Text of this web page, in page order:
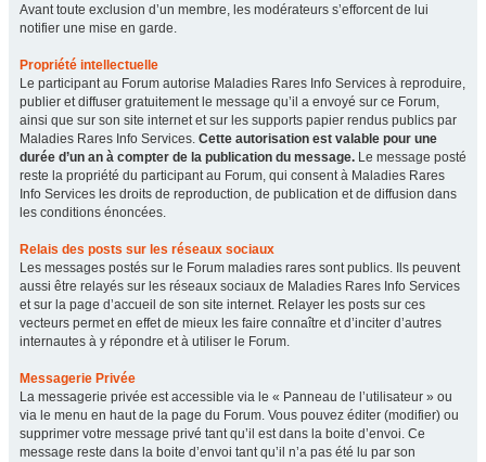
Avant toute exclusion d’un membre, les modérateurs s’efforcent de lui
notifier une mise en garde.
Propriété intellectuelle
Le participant au Forum autorise Maladies Rares Info Services à reproduire,
publier et diffuser gratuitement le message qu’il a envoyé sur ce Forum,
ainsi que sur son site internet et sur les supports papier rendus publics par
Maladies Rares Info Services. Cette autorisation est valable pour une
durée d’un an à compter de la publication du message. Le message posté
reste la propriété du participant au Forum, qui consent à Maladies Rares
Info Services les droits de reproduction, de publication et de diffusion dans
les conditions énoncées.
Relais des posts sur les réseaux sociaux
Les messages postés sur le Forum maladies rares sont publics. Ils peuvent
aussi être relayés sur les réseaux sociaux de Maladies Rares Info Services
et sur la page d’accueil de son site internet. Relayer les posts sur ces
vecteurs permet en effet de mieux les faire connaître et d’inciter d’autres
internautes à y répondre et à utiliser le Forum.
Messagerie Privée
La messagerie privée est accessible via le « Panneau de l’utilisateur » ou
via le menu en haut de la page du Forum. Vous pouvez éditer (modifier) ou
supprimer votre message privé tant qu’il est dans la boite d’envoi. Ce
message reste dans la boite d’envoi tant qu’il n’a pas été lu par son